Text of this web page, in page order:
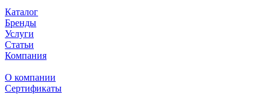
Каталог
Бренды
Услуги
Статьи
Компания
О компании
Сертификаты